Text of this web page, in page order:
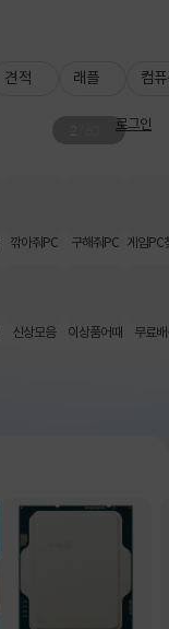
견적 래플 컴
로그인
깎아줘PC 구해줘PC 게임PC
신상모음 이상품어때 무료